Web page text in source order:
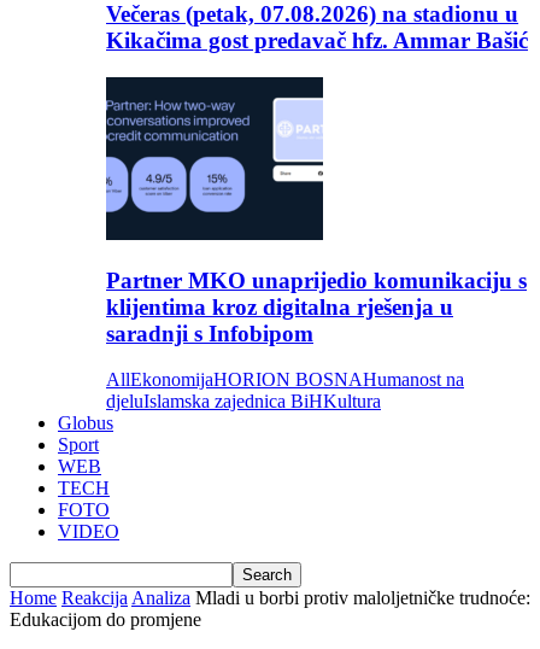
Večeras (petak, 07.08.2026) na stadionu u
Kikačima gost predavač hfz. Ammar Bašić
Partner MKO unaprijedio komunikaciju s
klijentima kroz digitalna rješenja u
saradnji s Infobipom
AllEkonomijaHORION BOSNAHumanost na
djeluIslamska zajednica BiHKultura
Globus
Sport
WEB
TECH
FOTO
VIDEO
Home Reakcija Analiza Mladi u borbi protiv maloljetničke trudnoće:
Edukacijom do promjene